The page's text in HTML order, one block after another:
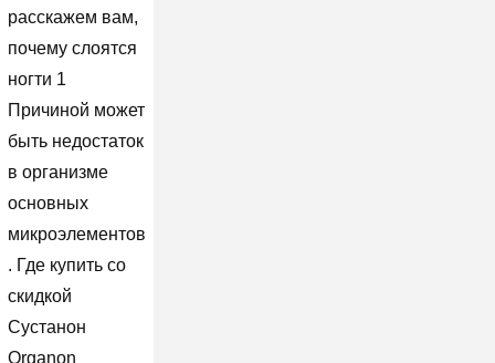
расскажем вам,
почему слоятся
ногти 1
Причиной может
быть недостаток
в организме
основных
микроэлементов
. Где купить со
скидкой
Сустанон
Organon